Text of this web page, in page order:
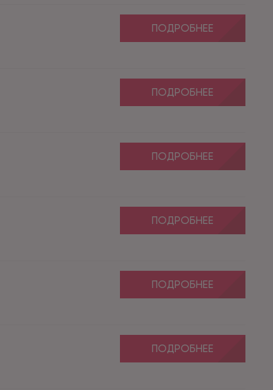
ПОДРОБНЕЕ
ПОДРОБНЕЕ
ПОДРОБНЕЕ
ПОДРОБНЕЕ
ПОДРОБНЕЕ
ПОДРОБНЕЕ